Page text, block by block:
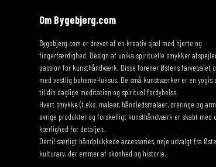
Om Bygebjerg.com
Bygebjerg.com er drevet af en kreativ sjæl med hjerte og
fingerfærdighed. Design af unika spirituelle smykker
passion for kunsthåndværk. Disse forener Østens farvepalet
med vestlig boheme-luksus. De små kunstværker er en yogis
til din daglige meditation og spirituel fordybelse.
Hvert smykke (f.eks. malaer, håndledsmalaer, øreringe og
øvrige produkter og forskelligt kunsthåndværk er skabt med
kærlighed for detaljen.
Dertil særligt håndplukkede accessories, nøje udvalgt fra
kulturarv, der emmer af skønhed og historie.